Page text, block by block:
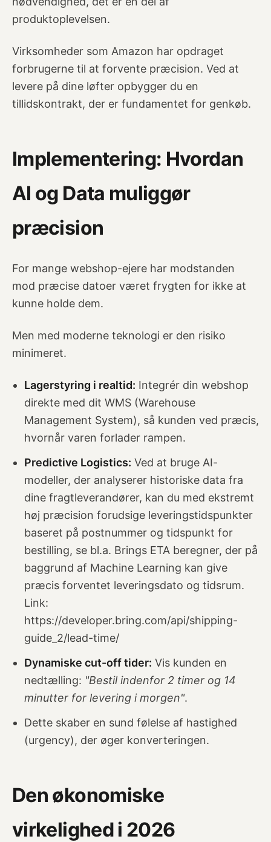
produktoplevelsen.
Virksomheder som Amazon har opdraget
forbrugerne til at forvente præcision. Ved at
levere på dine løfter opbygger du en
tillidskontrakt, der er fundamentet for genkøb.
Implementering: Hvordan
AI og Data muliggør
præcision
For mange webshop-ejere har modstanden
mod præcise datoer været frygten for ikke at
kunne holde dem.
Men med moderne teknologi er den risiko
minimeret.
Lagerstyring i realtid: Integrér din webshop
direkte med dit WMS (Warehouse
Management System), så kunden ved præcis,
hvornår varen forlader rampen.
Predictive Logistics: Ved at bruge AI-
modeller, der analyserer historiske data fra
dine fragtleverandører, kan du med ekstremt
høj præcision forudsige leveringstidspunkter
baseret på postnummer og tidspunkt for
bestilling, se bl.a. Brings ETA beregner, der på
baggrund af Machine Learning kan give
præcis forventet leveringsdato og tidsrum.
Link:
https://developer.bring.com/api/shipping-
guide_2/lead-time/
Dynamiske cut-off tider: Vis kunden en
nedtælling: "Bestil indenfor 2 timer og 14
minutter for levering i morgen".
Dette skaber en sund følelse af hastighed
(urgency), der øger konverteringen.
Den økonomiske
virkelighed i 2026